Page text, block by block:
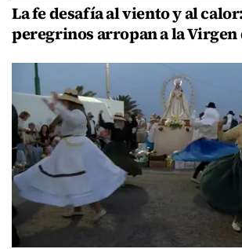
La fe desafía al viento y al
peregrinos arropan a la Virgen